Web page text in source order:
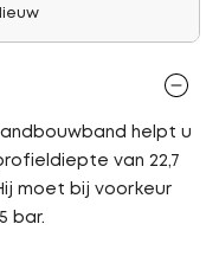
landbouwband helpt u
van 22,7
moet bij voorkeur
bar.